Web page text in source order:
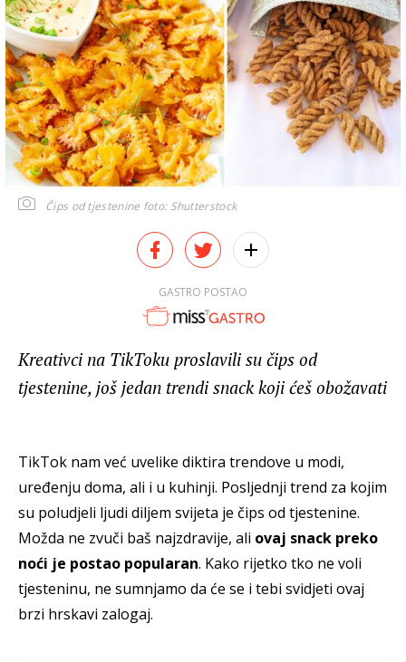
Čips od tjestenine foto: Shutterstock
GASTRO POSTAO
Kreativci na TikToku proslavili su čips od
tjestenine, još jedan trendi snack koji ćeš obožavati
TikTok nam već uvelike diktira trendove u modi,
uređenju doma, ali i u kuhinji. Posljednji trend za kojim
su poludjeli ljudi diljem svijeta je čips od tjestenine.
Možda ne zvuči baš najzdravije, ali ovaj snack preko
noći je postao popularan. Kako rijetko tko ne voli
tjesteninu, ne sumnjamo da će se i tebi svidjeti ovaj
brzi hrskavi zalogaj.